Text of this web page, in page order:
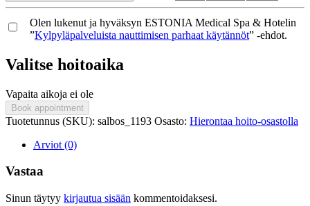
Olen lukenut ja hyväksyn ESTONIA Medical Spa & Hotelin
”Kylpyläpalveluista nauttimisen parhaat käytännöt” -ehdot.
Valitse hoitoaika
Vapaita aikoja ei ole
Book appointment
Tuotetunnus (SKU): salbos_1193 Osasto: Hierontaa hoito-osastolla
Arviot (0)
Vastaa
Sinun täytyy kirjautua sisään kommentoidaksesi.